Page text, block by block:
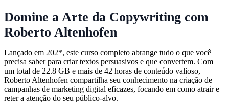
Domine a Arte da Copywriting com
Roberto Altenhofen
Lançado em 202*, este curso completo abrange tudo o que você
precisa saber para criar textos persuasivos e que convertem. Com
um total de 22.8 GB e mais de 42 horas de conteúdo valioso,
Roberto Altenhofen compartilha seu conhecimento na criação de
campanhas de marketing digital eficazes, focando em como atrair e
reter a atenção do seu público-alvo.